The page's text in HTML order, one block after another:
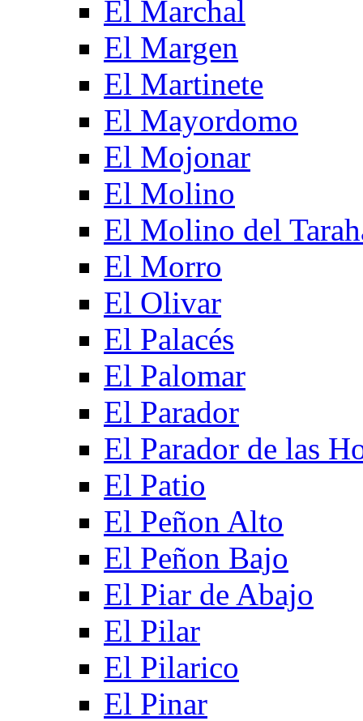
El Marchal
El Margen
El Martinete
El Mayordomo
El Mojonar
El Molino
El Molino del
El Morro
El Olivar
El Palacés
El Palomar
El Parador
El Parador de las
El Patio
El Peñon Alto
El Peñon Bajo
El Piar de Abajo
El Pilar
El Pilarico
El Pinar